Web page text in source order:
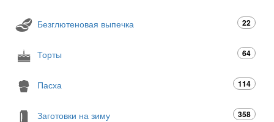
Безглютеновая выпечка 22
Торты 64
Пасха 114
Заготовки на зиму 358